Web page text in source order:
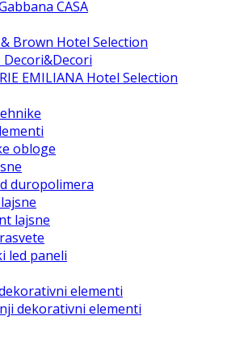
CASA
Brown Hotel Selection
EMILIANA Hotel Selection
obloge
duropolimera
lajsne
led paneli
elementi
dekorativni elementi